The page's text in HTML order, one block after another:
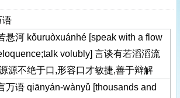
语
悬河 kǒuruòxuánhé [speak with a flow
volubly] 言谈有若滔滔流
源不绝于口,形容口才敏捷,善于辩解
万语 qiānyán-wànyǔ [thousands and